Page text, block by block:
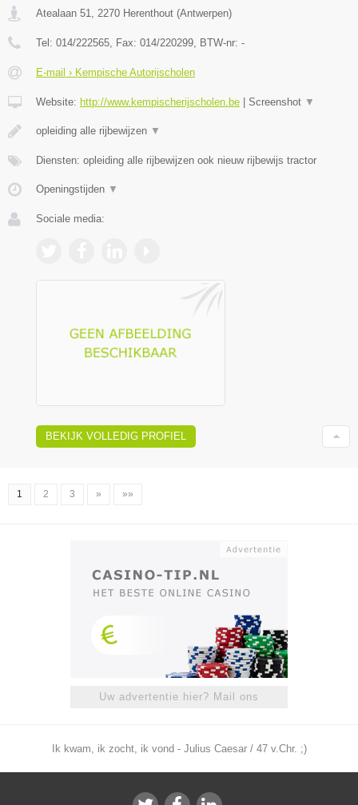
Atealaan 51 2270 Herenthout (Antwerpen)
Tel: 014/222565 , Fax: 014/220299 , BTW-nr: -
E-mail › Kempische Autorijscholen
Website: http://www.kempischerijscholen.be | Screenshot ▼
opleiding alle rijbewijzen ▼
Diensten: opleiding alle rijbewijzen ook nieuw rijbewijs tractor
Openingstijden ▼
Sociale media:
BEKIJK VOLLEDIG PROFIEL
1 2 3 » »»
Uw advertentie hier? Mail ons
Ik kwam, ik zocht, ik vond - Julius Caesar / 47 v.Chr. ;)